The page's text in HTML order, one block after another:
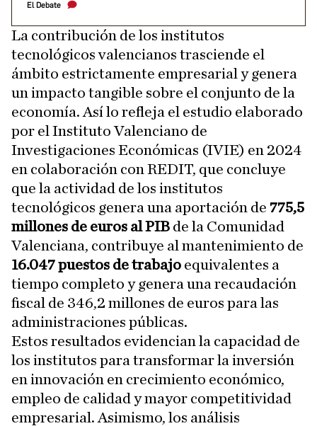
El Debate
La contribución de los institutos
tecnológicos valencianos trasciende el
ámbito estrictamente empresarial y genera
un impacto tangible sobre el conjunto de la
economía. Así lo refleja el estudio elaborado
por el Instituto Valenciano de
Investigaciones Económicas (IVIE) en 2024
en colaboración con REDIT, que concluye
que la actividad de los institutos
tecnológicos genera una aportación de 775,5
millones de euros al PIB de la Comunidad
Valenciana, contribuye al mantenimiento de
16.047 puestos de trabajo equivalentes a
tiempo completo y genera una recaudación
fiscal de 346,2 millones de euros para las
administraciones públicas.
Estos resultados evidencian la capacidad de
los institutos para transformar la inversión
en innovación en crecimiento económico,
empleo de calidad y mayor competitividad
empresarial. Asimismo, los análisis